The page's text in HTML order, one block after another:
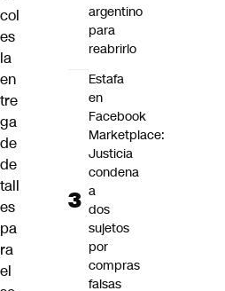
col
es
la
en
tre
ga
de
de
tall
es
pa
ra
el
argentino
para
reabrirlo
Estafa
en
Facebook
Marketplace:
Justicia
condena
a
dos
sujetos
por
compras
falsas